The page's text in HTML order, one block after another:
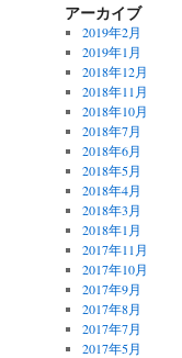
アーカイブ
2019年2月
2019年1月
2018年12月
2018年11月
2018年10月
2018年7月
2018年6月
2018年5月
2018年4月
2018年3月
2018年1月
2017年11月
2017年10月
2017年9月
2017年8月
2017年7月
2017年5月